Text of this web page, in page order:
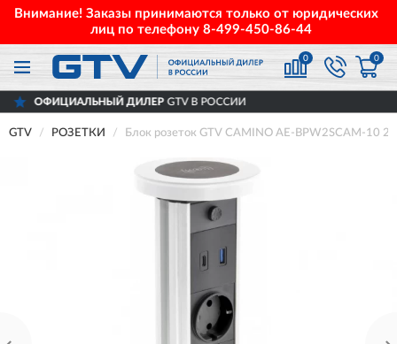
Внимание! Заказы принимаются только от юридических
лиц по телефону 8-499-450-86-44
0 0
ДИЛЕРGTV В РОССИИ
GTV РОЗЕТКИ Блок розеток GTV CAMINO AE-BPW2SCAM-10 2